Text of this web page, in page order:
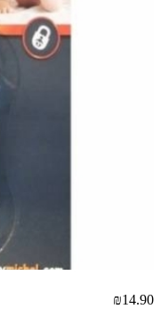
₪14.90